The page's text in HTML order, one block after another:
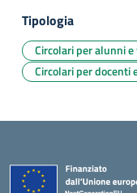
Tipologia
Circolari per alunni
Circolari per docenti